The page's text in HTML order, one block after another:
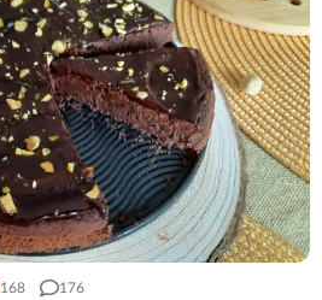
168 176